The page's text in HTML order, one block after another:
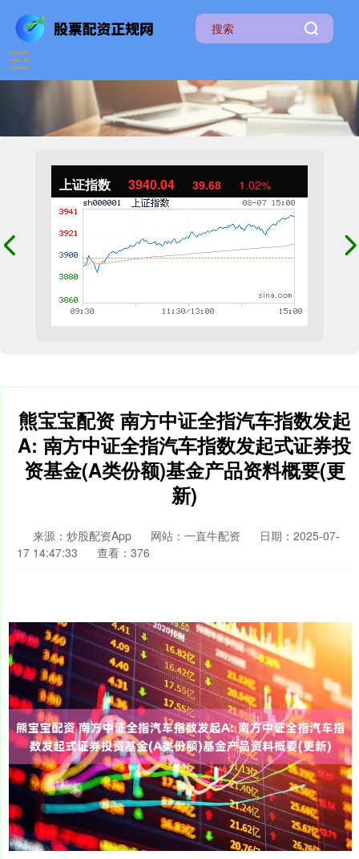
上证指数 3940.04 39.68 1.02%
熊宝宝配资 南方中证全指汽车指数发起
A: 南方中证全指汽车指数发起式证券投
资基金(A类份额)基金产品资料概要(更
新)
来源：炒股配资App 网站：一直牛配资
日期：2025-07-
17 14:47:33
查看：376